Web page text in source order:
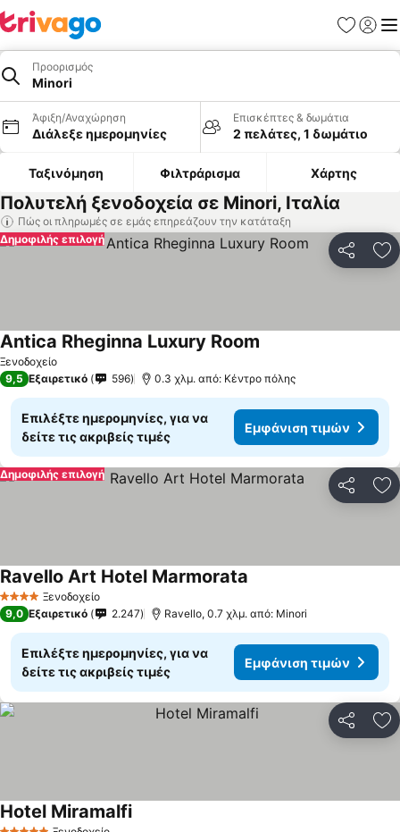
Προορισμός
Minori
Άφιξη/Αναχώρηση
Διάλεξε ημερομηνίες
Επισκέπτες & δωμάτια
2 πελάτες, 1 δωμάτιο
Ταξινόμηση Φιλτράρισμα Χάρτης
Πολυτελή ξενοδοχεία σε Minori, Ιταλία
Πώς οι πληρωμές σε εμάς επηρεάζουν την κατάταξη
Δημοφιλής επιλογή
Ξενοδοχείο
Antica Rheginna Luxury Room
9,5 Εξαιρετικό 596 0.3 χλμ. από: Κέντρο πόλης
Επιλέξτε ημερομηνίες, για να
δείτε τις ακριβείς τιμές
Εμφάνιση τιμών
Δημοφιλής επιλογή
4 ΑστέριαΞενοδοχείο
Ravello Art Hotel Marmorata
9,0 Εξαιρετικό 2.247 Ravello, 0.7 χλμ. από: Minori
Επιλέξτε ημερομηνίες, για να
δείτε τις ακριβείς τιμές
Εμφάνιση τιμών
Hotel Miramalfi